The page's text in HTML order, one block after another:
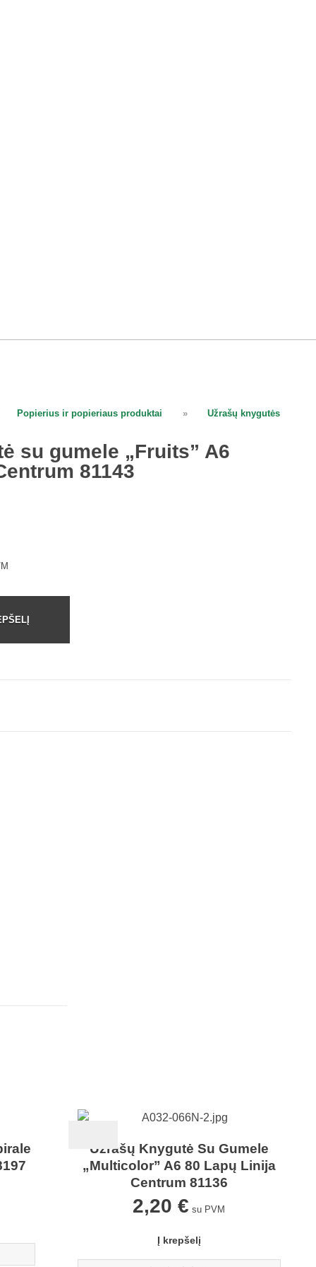
Popierius ir popieriaus produktai »
Užrašų knygutės
su gumele „Fruits” A6
81143
Užrašų Knygutė Su Gumele
„Multicolor” A6 80 Lapų Linija
Centrum 81136
2,20€ su PVM
Į krepšelį